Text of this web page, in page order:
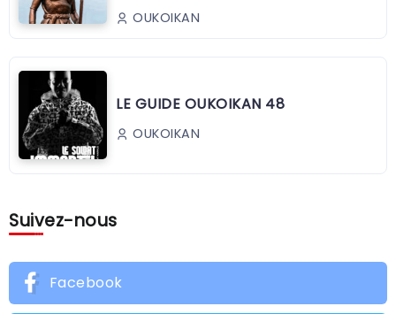
OUKOIKAN
LE GUIDE OUKOIKAN 48
OUKOIKAN
Suivez-nous
Facebook